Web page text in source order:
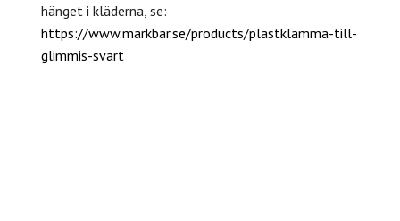
hänget i kläderna, se:
https://www.markbar.se/products/plastklamma-till-
glimmis-svart